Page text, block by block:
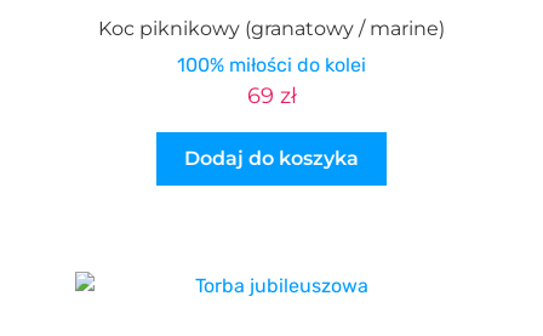
Koc piknikowy (granatowy / marine)
100% miłości do kolei
69 zł
Dodaj do koszyka